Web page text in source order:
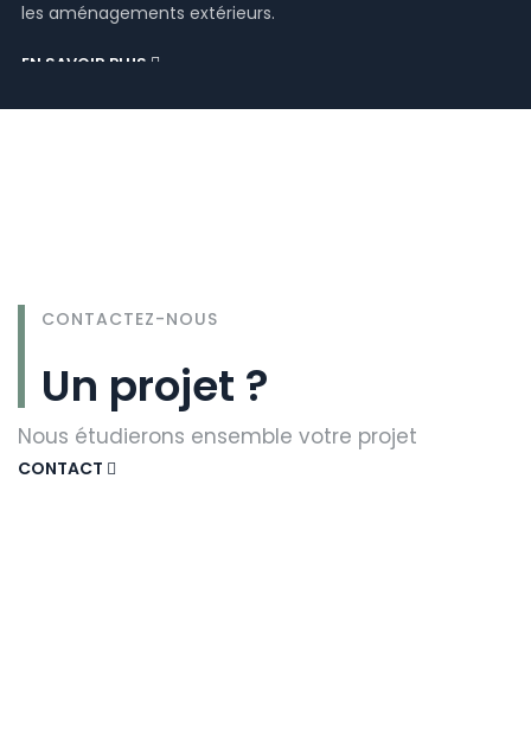
les aménagements extérieurs.
EN SAVOIR PLUS
CONTACTEZ-NOUS
Un projet ?
Nous étudierons ensemble votre projet
CONTACT